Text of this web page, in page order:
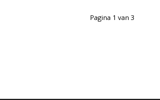
Pagina 1 van 3